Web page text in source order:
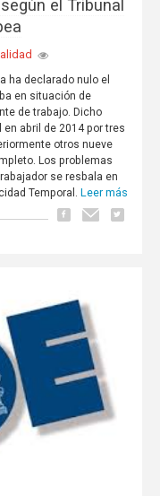
el Tribunal
ha declarado nulo el
en situación de
de trabajo. Dicho
abril de 2014 por tres
otros nueve
Los problemas
se resbala en
Temporal. Leer más